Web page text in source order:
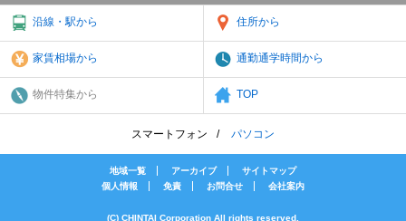
沿線・駅から 住所から
家賃相場から 通勤通学時間から
物件特集から TOP
スマートフォン パソコン
地域一覧 アーカイブ
サイトマップ
個人情報
免責 お問合せ 会社案内
(C) CHINTAI Corporation All rights reserved.